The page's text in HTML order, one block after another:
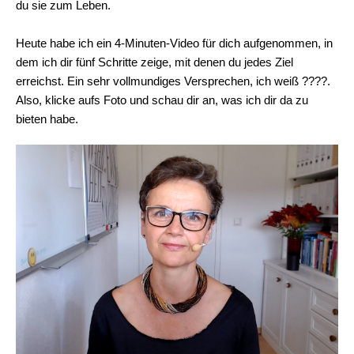
du sie zum Leben.
Heute habe ich ein 4-Minuten-Video für dich aufgenommen, in
dem ich dir fünf Schritte zeige, mit denen du jedes Ziel
erreichst. Ein sehr vollmundiges Versprechen, ich weiß ????.
Also, klicke aufs Foto und schau dir an, was ich dir da zu
bieten habe.